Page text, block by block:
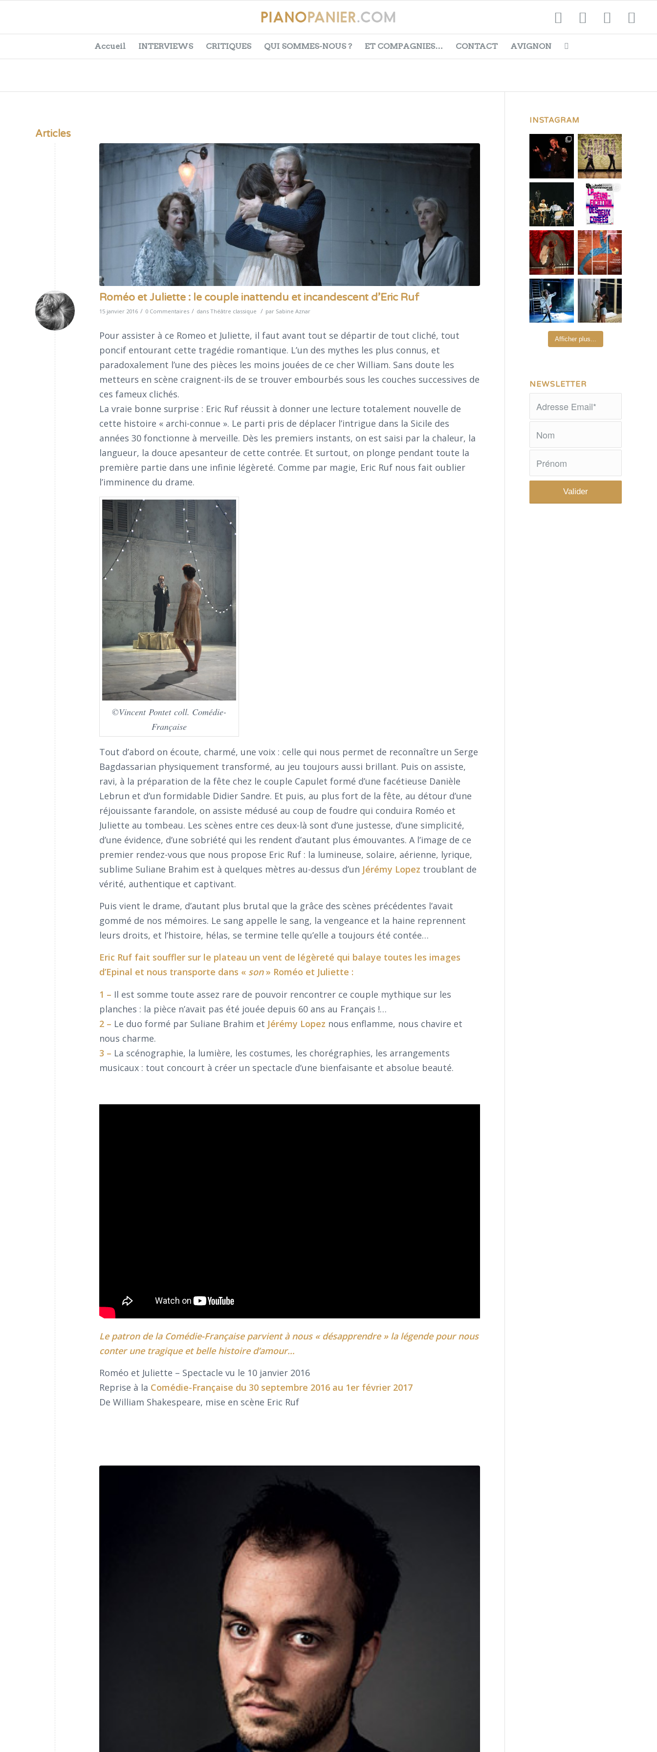
Accueil INTERVIEWS CRITIQUES QUI SOMMES-NOUS ? ET COMPAGNIES… CONTACT AVIGNON
Articles
Roméo et Juliette : le couple inattendu et incandescent d’Eric Ruf
15 janvier 2016 / 0 Commentaires / dans Théâtre classique / par Sabine Aznar
Pour assister à ce Romeo et Juliette, il faut avant tout se départir de tout cliché, tout
poncif entourant cette tragédie romantique. L’un des mythes les plus connus, et
paradoxalement l’une des pièces les moins jouées de ce cher William. Sans doute les
metteurs en scène craignent-ils de se trouver embourbés sous les couches successives de
ces fameux clichés.
La vraie bonne surprise : Eric Ruf réussit à donner une lecture totalement nouvelle de
cette histoire « archi-connue ». Le parti pris de déplacer l’intrigue dans la Sicile des
années 30 fonctionne à merveille. Dès les premiers instants, on est saisi par la chaleur, la
langueur, la douce apesanteur de cette contrée. Et surtout, on plonge pendant toute la
première partie dans une infinie légèreté. Comme par magie, Eric Ruf nous fait oublier
l’imminence du drame.
©Vincent Pontet coll. Comédie-
Française
Tout d’abord on écoute, charmé, une voix : celle qui nous permet de reconnaître un Serge
Bagdassarian physiquement transformé, au jeu toujours aussi brillant. Puis on assiste,
ravi, à la préparation de la fête chez le couple Capulet formé d’une facétieuse Danièle
Lebrun et d’un formidable Didier Sandre. Et puis, au plus fort de la fête, au détour d’une
réjouissante farandole, on assiste médusé au coup de foudre qui conduira Roméo et
Juliette au tombeau. Les scènes entre ces deux-là sont d’une justesse, d’une simplicité,
d’une évidence, d’une sobriété qui les rendent d’autant plus émouvantes. A l’image de ce
premier rendez-vous que nous propose Eric Ruf : la lumineuse, solaire, aérienne, lyrique,
sublime Suliane Brahim est à quelques mètres au-dessus d’un Jérémy Lopez troublant de
vérité, authentique et captivant.
Puis vient le drame, d’autant plus brutal que la grâce des scènes précédentes l’avait
gommé de nos mémoires. Le sang appelle le sang, la vengeance et la haine reprennent
leurs droits, et l’histoire, hélas, se termine telle qu’elle a toujours été contée…
Eric Ruf fait souffler sur le plateau un vent de légèreté qui balaye toutes les images
d’Epinal et nous transporte dans « son» Roméo et Juliette :
1 – Il est somme toute assez rare de pouvoir rencontrer ce couple mythique sur les
planches : la pièce n’avait pas été jouée depuis 60 ans au Français !…
2 – Le duo formé par Suliane Brahim et Jérémy Lopez nous enflamme, nous chavire et
nous charme.
3 – La scénographie, la lumière, les costumes, les chorégraphies, les arrangements
musicaux : tout concourt à créer un spectacle d’une bienfaisante et absolue beauté.
Le patron de la Comédie-Française parvient à nous « désapprendre » la légende pour nous
conter une tragique et belle histoire d’amour…
Roméo et Juliette – Spectacle vu le 10 janvier 2016
Reprise à la Comédie-Française du 30 septembre 2016 au 1er février 2017
De William Shakespeare, mise en scène Eric Ruf
INSTAGRAM
Afficher plus...
NEWSLETTER